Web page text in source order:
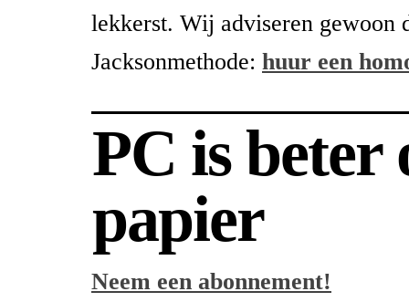
lekkerst. Wij adviseren gewoon
Jacksonmethode: huur een
PC is beter
papier
Neem een abonnement!